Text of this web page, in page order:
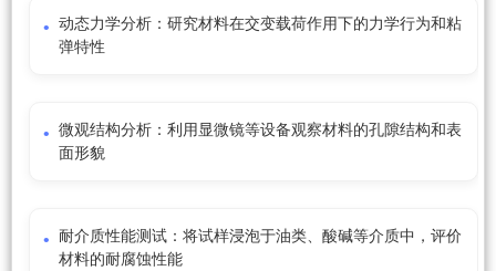
动态力学分析：研究材料在交变载荷作用下的力学行为和粘
弹特性
微观结构分析：利用显微镜等设备观察材料的孔隙结构和表
面形貌
耐介质性能测试：将试样浸泡于油类、酸碱等介质中，评价
材料的耐腐蚀性能